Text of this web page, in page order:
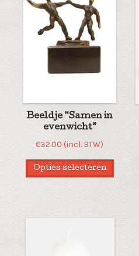
Beeldje “Samen in
evenwicht”
€32.00 (incl. BTW)
Opties selecteren